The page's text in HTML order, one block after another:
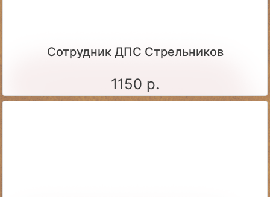
Сотрудник ДПС Стрельников
1150 р.